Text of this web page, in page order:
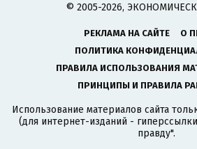
© 2005-2026,
РЕКЛАМА НА САЙТЕ
О
ПОЛИТИКА
ПРАВИЛА ИСПОЛЬЗОВАНИЯ
ПРИНЦИПЫ И ПРАВИЛА
Использование материалов сайта
(для интернет-изданий -
правду".